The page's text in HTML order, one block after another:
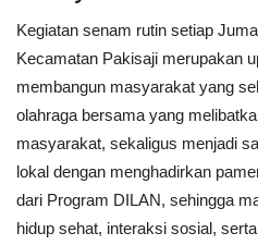
Daerah
Makan Bergizi
Warkop Digital
Pelanggaran
Ketertiban
Kegiatan senam rutin setiap
Kecamatan Pakisaji merupakan
membangun masyarakat yang
olahraga bersama yang
masyarakat, sekaligus menjadi
lokal dengan menghadirkan
dari Program DILAN, sehingga
hidup sehat, interaksi sosial,